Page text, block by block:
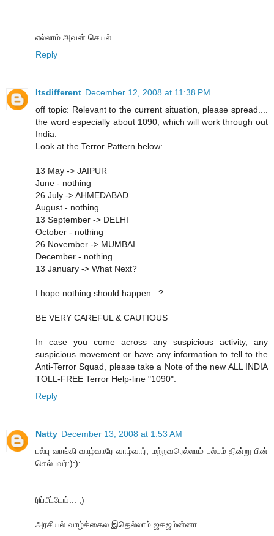
எல்லாம் அவன் செயல்
Reply
Itsdifferent December 12, 2008 at 11:38 PM
off topic: Relevant to the current situation, please spread....
the word especially about 1090, which will work through out
India.
Look at the Terror Pattern below:
13 May -> JAIPUR
June - nothing
26 July -> AHMEDABAD
August - nothing
13 September -> DELHI
October - nothing
26 November -> MUMBAI
December - nothing
13 January -> What Next?
I hope nothing should happen...?
BE VERY CAREFUL & CAUTIOUS
In case you come across any suspicious activity, any
suspicious movement or have any information to tell to the
Anti-Terror Squad, please take a Note of the new ALL INDIA
TOLL-FREE Terror Help-line "1090".
Reply
Natty December 13, 2008 at 1:53 AM
பல்பு வாங்கி வாழ்வாரே வாழ்வார், மற்றவரெல்லாம் பல்பம் தின்று பின்
செல்பவர்:):):
ரிப்பீட்டேய்... ;)
அரசியல் வாழ்க்கைல இதெல்லாம் ஜகஜம்ன்னா ....